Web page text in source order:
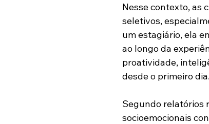
Nesse contexto, as
seletivos,
um estagiário, ela
ao longo da
proatividade,
desde o primeiro dia.
Segundo relatórios
socioemocionais